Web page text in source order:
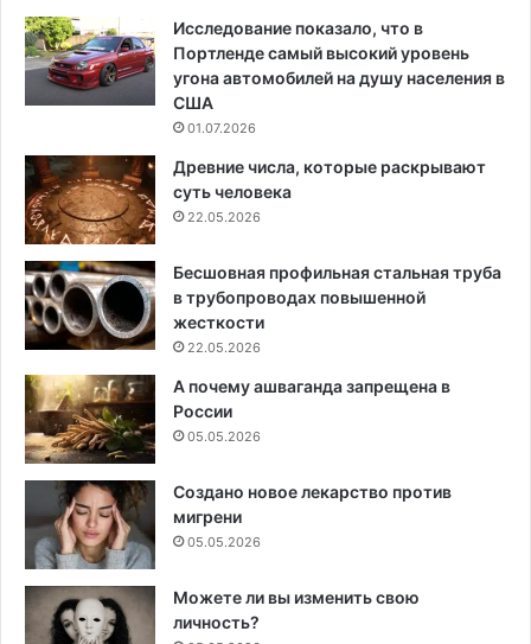
Исследование показало, что в
Портленде самый высокий уровень
угона автомобилей на душу населения в
США
01.07.2026
Древние числа, которые раскрывают
суть человека
22.05.2026
Бесшовная профильная стальная труба
в трубопроводах повышенной
жесткости
22.05.2026
А почему ашваганда запрещена в
России
05.05.2026
Создано новое лекарство против
мигрени
05.05.2026
Можете ли вы изменить свою
личность?